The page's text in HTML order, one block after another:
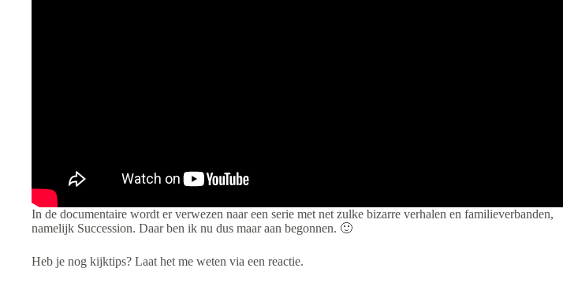
In de documentaire wordt er verwezen naar een serie met net zulke bizarre verhalen en familieverbanden,
namelijk Succession. Daar ben ik nu dus maar aan begonnen. 🙂
Heb je nog kijktips? Laat het me weten via een reactie.